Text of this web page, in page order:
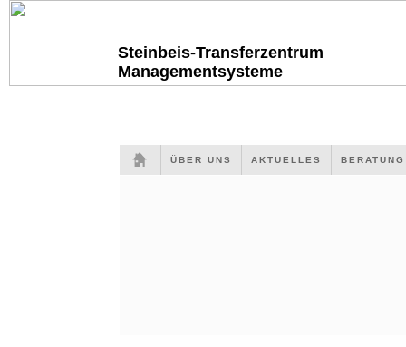
Steinbeis-Transferzentrum
Managementsysteme
ÜBER UNS AKTUELLES